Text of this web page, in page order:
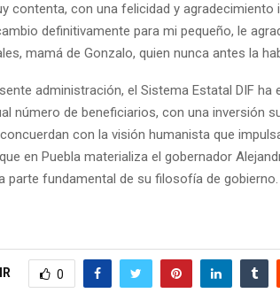
contenta, con una felicidad y agradecimiento
definitivamente para mi pequeño, le
mamá de Gonzalo, quien nunca antes la
administración, el Sistema Estatal DIF
número de beneficiarios, con una inversión
con la visión humanista que
en Puebla materializa el gobernador
parte fundamental de su filosofía de gobierno.
0